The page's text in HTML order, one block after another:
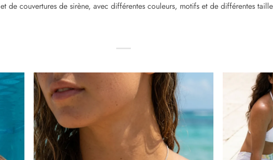
et de couvertures de sirène, avec différentes couleurs, motifs et de différentes
liste